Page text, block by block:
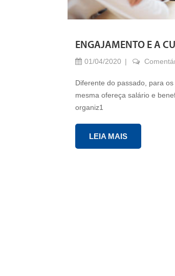
ENGAJAMENTO E A
01/04/2020
Diferente do passado, para
mesma ofereça salário e
organiz1
LEIA MAIS